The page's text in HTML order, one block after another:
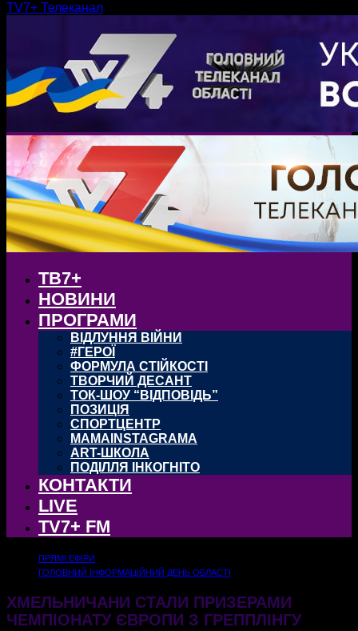
TV7+ Телеканал
ТВ7+
НОВИНИ
ПРОГРАМИ
ВІДЛУННЯ ВІЙНИ
#ГЕРОЇ
ФОРМУЛА СТІЙКОСТІ
ТВОРЧИЙ ДЕСАНТ
ТОК-ШОУ “ВІДПОВІДЬ”
ПОЗИЦІЯ
СПОРТЦЕНТР
MAMAINSTAGRAMA
ART-ШКОЛА
ПОДІЛЛЯ ІНКОГНІТО
КОНТАКТИ
LIVE
TV7+ FM
ПРЯМІ ЕФІРИ
ГОЛОВНИЙ ІНФОРМАЦІЙНИЙ ДЕНЬ ОБЛАСТІ
ХМЕЛЬНИЧАНИ СТАЛИ ПРИЗЕРАМИ
ЧЕМПІОНАТУ ЄВРОПИ З ГРЕППЛІНГУ